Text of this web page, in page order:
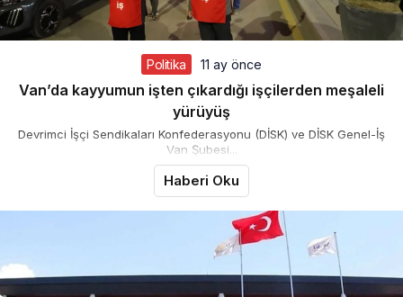
Politika 11 ay önce
Van’da kayyumun işten çıkardığı işçilerden meşaleli
yürüyüş
Devrimci İşçi Sendikaları Konfederasyonu (DİSK) ve DİSK Genel-İş
Van Şubesi...
Haberi Oku